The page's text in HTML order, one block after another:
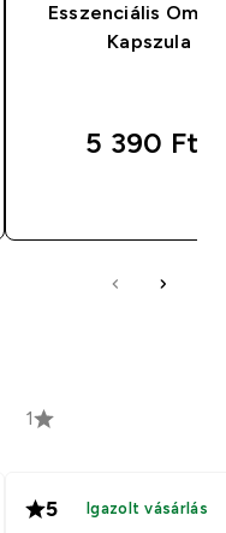
Esszenciális
Kapszula
5 390 Ft‎
1
5 Igazolt vásárlás